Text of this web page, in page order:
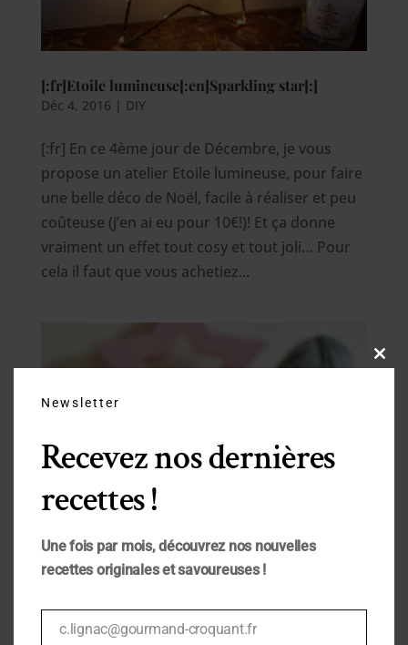
[:fr]Etoile lumineuse[:en]Sparkling star[:]
Déc 4, 2016 | DIY
[:fr] En ce 4ème jour de Décembre, je vous
propose un atelier Etoile lumineuse, pour faire
une belle déco de Noël, facile à réaliser et peu
coûteuse (j’en ai eu pour 10€!)! Et ça donne
vraiment un effet tout cosy et tout joli… Pour
cela il faut que vous achetiez...
[:fr]Pompons de Noël[:en]Christmas pompoms[:]
[:fr] Si vous vous êtes toujours demandé
Close
Newsletter
Recevez nos dernières
recettes !
Une fois par mois, découvrez nos nouvelles
recettes originales et savoureuses !
Email
c.lignac@gourmand-croquant.fr